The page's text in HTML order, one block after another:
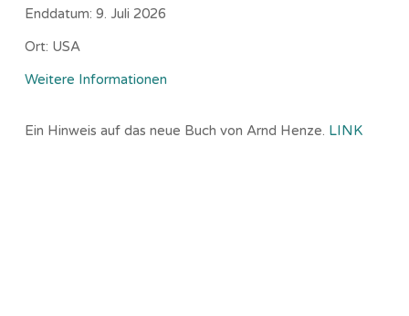
Enddatum: 9. Juli 2026
Ort: USA
Weitere Informationen
Ein Hinweis auf das neue Buch von Arnd Henze. LINK